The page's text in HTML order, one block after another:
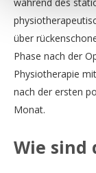
über
Phase nach der
Physiotherapie
nach der ersten
Monat.
Wie sind